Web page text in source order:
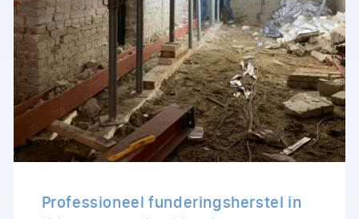
Professioneel funderingsherstel in